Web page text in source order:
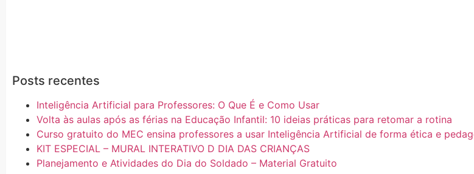
Posts recentes
Inteligência Artificial para Professores: O Que É e Como Usar
Volta às aulas após as férias na Educação Infantil: 10 ideias práticas para retomar a rotina
Curso gratuito do MEC ensina professores a usar Inteligência Artificial de forma ética e
KIT ESPECIAL – MURAL INTERATIVO D DIA DAS CRIANÇAS
Planejamento e Atividades do Dia do Soldado – Material Gratuito